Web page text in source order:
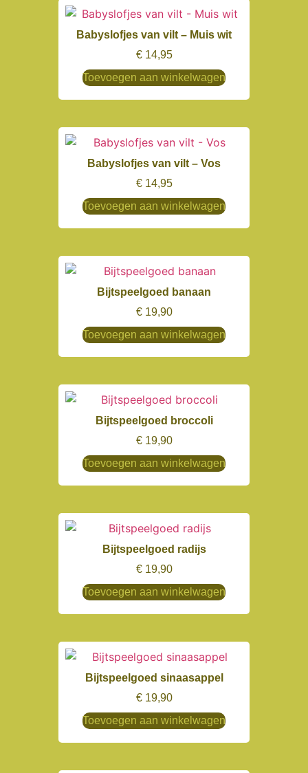
Babyslofjes van vilt – Muis wit
€14,95
Toevoegen aan winkelwagen
Babyslofjes van vilt – Vos
€14,95
Toevoegen aan winkelwagen
Bijtspeelgoed banaan
€19,90
Toevoegen aan winkelwagen
Bijtspeelgoed broccoli
€19,90
Toevoegen aan winkelwagen
Bijtspeelgoed radijs
€19,90
Toevoegen aan winkelwagen
Bijtspeelgoed sinaasappel
€19,90
Toevoegen aan winkelwagen